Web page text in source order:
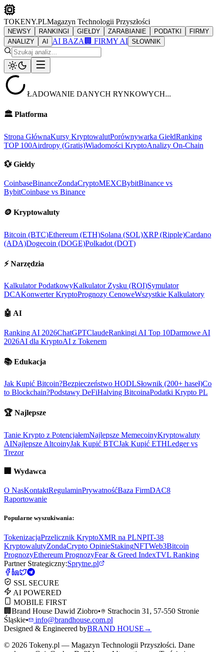
TOKENY.PLMagazyn Technologii Przyszłości
NEWSY RANKINGI GIEŁDY ZARABIANIE PODATKI
FIRMY
ANALIZY
AI AI BAZA 🏢 FIRMY AI SŁOWNIK
ŁADOWANIE DANYCH RYNKOWYCH...
🏛️ Platforma
Strona GłównaKursy KryptowalutPorównywarka GiełdRanking
TOP 100Airdropy (Gratis)Wiadomości KryptoAnalizy On-Chain
💱 Giełdy
CoinbaseBinanceZondaCryptoMEXCBybitBinance vs
BybitCoinbase vs Binance
🪙 Kryptowaluty
Bitcoin (BTC)Ethereum (ETH)Solana (SOL)XRP (Ripple)Cardano
(ADA)Dogecoin (DOGE)Polkadot (DOT)
⚡ Narzędzia
Kalkulator PodatkowyKalkulator Zysku (ROI)Symulator
DCAKonwerter KryptoPrognozy CenoweWszystkie Kalkulatory
🤖 AI
Ranking AI 2026ChatGPTClaudeRankingi AI Top 10Darmowe AI
2026AI dla KryptoAI z Tokenem
📚 Edukacja
Jak Kupić Bitcoin?Bezpieczeństwo HODLSłownik (200+ haseł)Co
to Blockchain?Podstawy DeFiHalving BitcoinaPodatki Krypto PL
🏆 Najlepsze
Tanie Krypto z PotencjałemNajlepsze MemecoinyKryptowaluty
AINajlepsze AltcoinyJak Kupić BTCJak Kupić ETHLedger vs
Trezor
🏢 Wydawca
O NasKontaktRegulaminPrywatnośćBaza FirmDAC8
Raportowanie
Popularne wyszukiwania:
TokenizacjaPrzelicznik KryptoXMR na PLNPIT-38
KryptowalutyZondaCrypto OpinieStakingNFTWeb3Bitcoin
PrognozyEthereum PrognozyFear & Greed IndexTVL Ranking
Partner Strategiczny:Sprytne.pl
SSL SECURE
AI POWERED
MOBILE FIRST
🏢 Brand House Dawid Ziobro•
Strachocin 31, 57-550 Stronie
Śląskie•
info@brandhouse.com.pl
Designed & Engineered byBRAND HOUSE →
© 2026 Tokeny.pl — Magazyn Technologii Przyszłości. Dane